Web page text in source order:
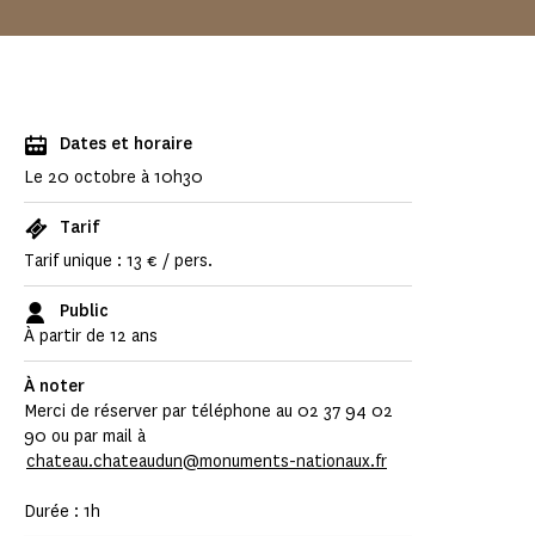
Dates et horaire
Le 20 octobre à 10h30
Tarif
Tarif unique : 13 € / pers.
Public
À partir de 12 ans
À noter
Merci de réserver par téléphone au 02 37 94 02
90 ou par mail à
chateau.chateaudun@monuments-nationaux.fr
Durée : 1h